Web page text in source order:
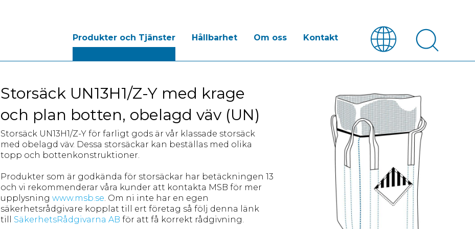
Produkter och Tjänster Hållbarhet Om oss Kontakt
Storsäck UN13H1/Z-Y med krage
och plan botten, obelagd väv (UN)
Storsäck UN13H1/Z-Y för farligt gods är vår klassade storsäck
med obelagd väv. Dessa storsäckar kan beställas med olika
topp och bottenkonstruktioner.
Produkter som är godkända för storsäckar har betäckningen 13
och vi rekommenderar våra kunder att kontakta MSB för mer
upplysning www.msb.se. Om ni inte har en egen
säkerhetsrådgivare kopplat till ert företag så följ denna länk
till SäkerhetsRådgivarna AB för att få korrekt rådgivning.